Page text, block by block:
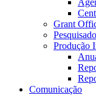
Grant
Produção
Comunicação